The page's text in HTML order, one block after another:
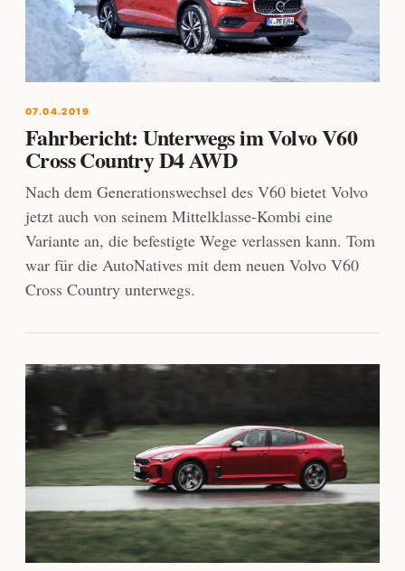
07.04.2019
Fahrbericht: Unterwegs im Volvo V60
Cross Country D4 AWD
Nach dem Generationswechsel des V60 bietet Volvo
jetzt auch von seinem Mittelklasse-Kombi eine
Variante an, die befestigte Wege verlassen kann. Tom
war für die AutoNatives mit dem neuen Volvo V60
Cross Country unterwegs.